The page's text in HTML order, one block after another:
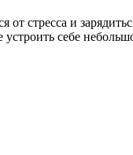
от стресса и
себе